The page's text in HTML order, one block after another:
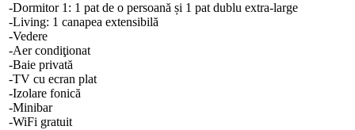
-Dormitor 1: 1 pat de o persoană și 1 pat dublu extra-large
-Living: 1 canapea extensibilă
-Vedere
-Aer condiţionat
-Baie privată
-TV cu ecran plat
-Izolare fonică
-Minibar
-WiFi gratuit